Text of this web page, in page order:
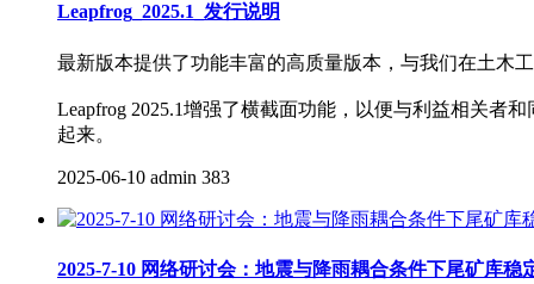
Leapfrog_2025.1_发行说明
最新版本提供了功能丰富的高质量版本，与我们在土木
Leapfrog 2025.1增强了横截面功能，以便与利益相关者
起来。
2025-06-10 admin 383
2025-7-10 网络研讨会：地震与降雨耦合条件下尾矿库稳